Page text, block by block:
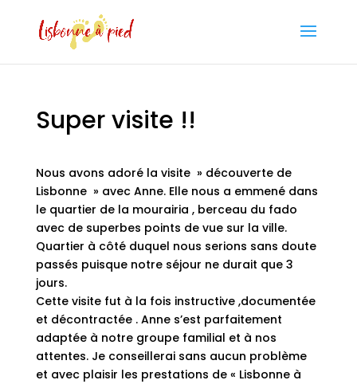
Super visite !!
Nous avons adoré la visite » découverte de
Lisbonne » avec Anne. Elle nous a emmené dans
le quartier de la mourairia , berceau du fado
avec de superbes points de vue sur la ville.
Quartier à côté duquel nous serions sans doute
passés puisque notre séjour ne durait que 3
jours.
Cette visite fut à la fois instructive ,documentée
et décontractée . Anne s’est parfaitement
adaptée à notre groupe familial et à nos
attentes. Je conseillerai sans aucun problème
et avec plaisir les prestations de « Lisbonne à